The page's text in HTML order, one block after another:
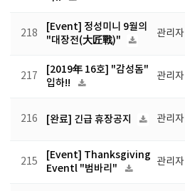
218
[Event] 정성미니 9월의
"대장전(大匠戰)"
관리자
217
[2019年 16호] "감성돔"
입하!!
관리자
216 [완료] 긴급 휴장공지 관리자
215
[Event] Thanksgiving
Eventl "범바리"
관리자